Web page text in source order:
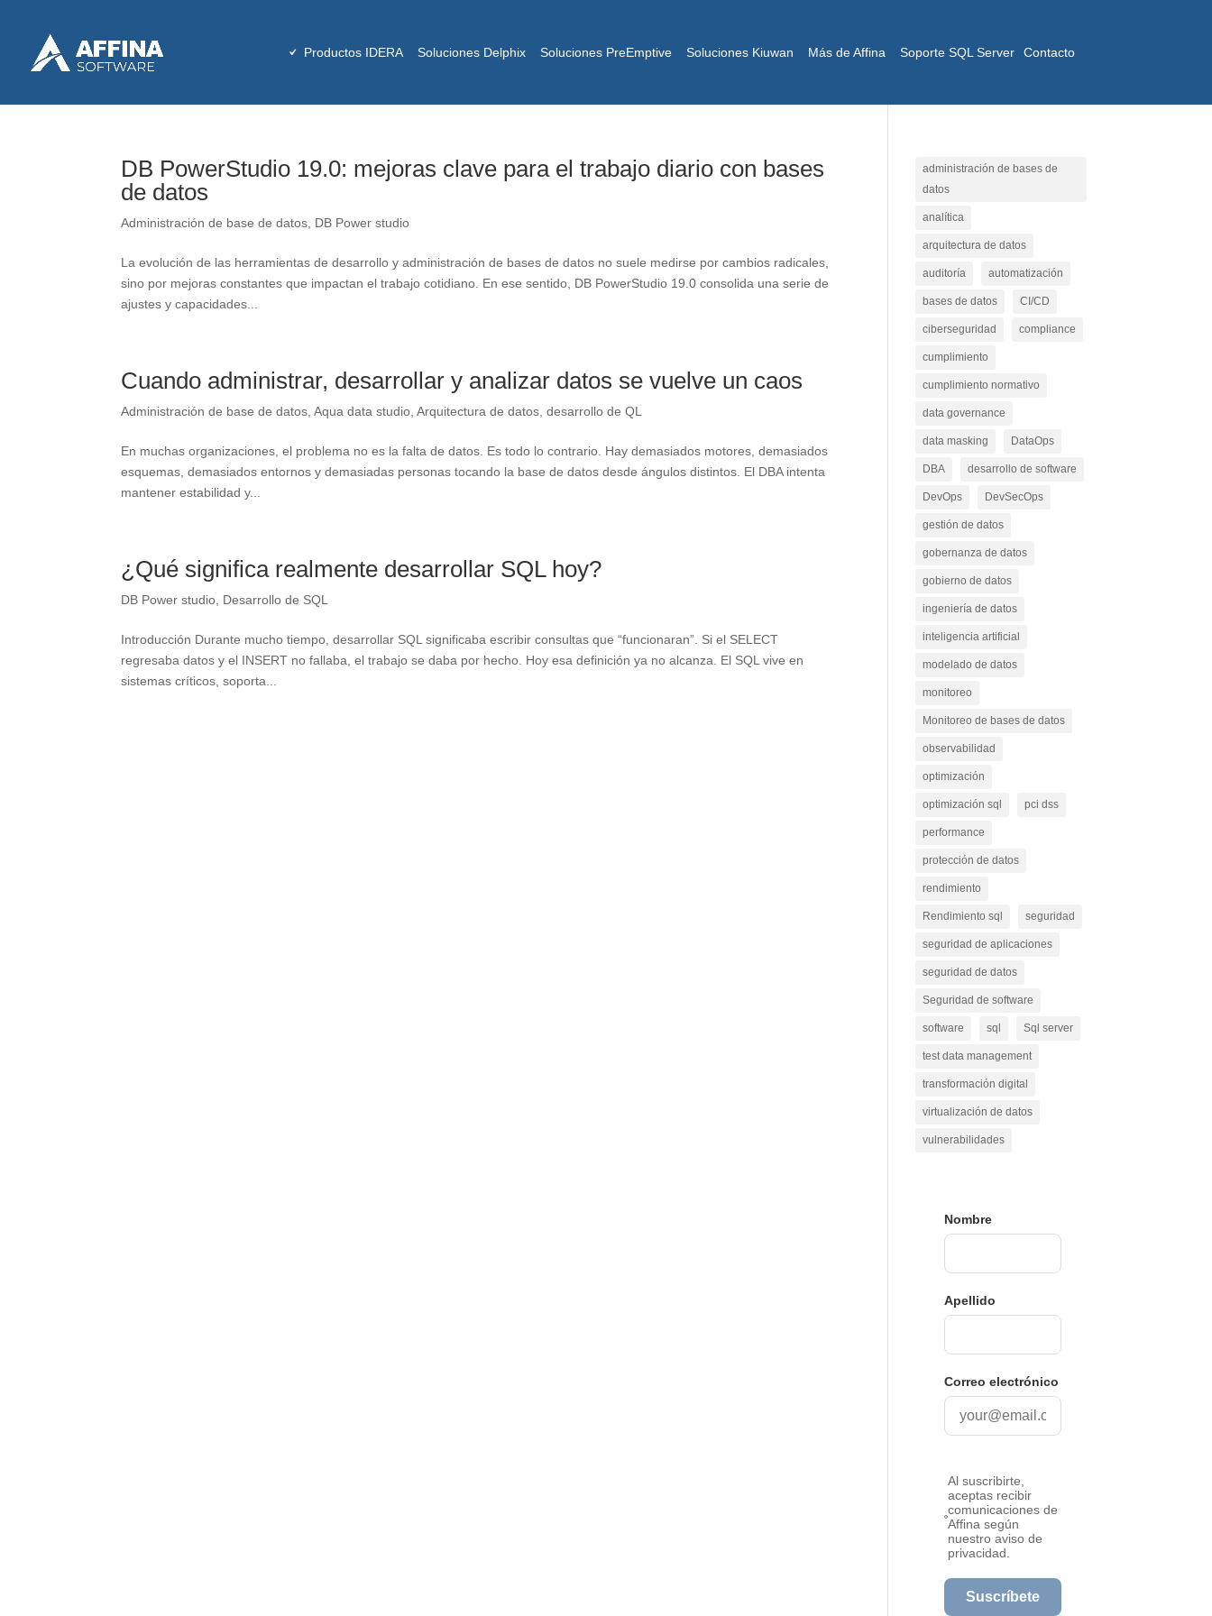
Productos IDERA Soluciones Delphix Soluciones PreEmptive Soluciones Kiuwan Más de Affina Soporte SQL Server Contacto
DB PowerStudio 19.0: mejoras clave para el trabajo diario con bases
de datos
Administración de base de datos DB Power studio
La evolución de las herramientas de desarrollo y administración de bases de datos no suele medirse por cambios radicales,
sino por mejoras constantes que impactan el trabajo cotidiano. En ese sentido, DB PowerStudio 19.0 consolida una serie de
ajustes y capacidades...
Cuando administrar, desarrollar y analizar datos se vuelve un caos
Administración de base de datos ,Aqua data studio ,Arquitectura de datos ,desarrollo de QL
En muchas organizaciones, el problema no es la falta de datos. Es todo lo contrario. Hay demasiados motores, demasiados
esquemas, demasiados entornos y demasiadas personas tocando la base de datos desde ángulos distintos. El DBA intenta
mantener estabilidad y...
¿Qué significa realmente desarrollar SQL hoy?
DB Power studio Desarrollo de SQL
Introducción Durante mucho tiempo, desarrollar SQL significaba escribir consultas que “funcionaran”. Si el SELECT
regresaba datos y el INSERT no fallaba, el trabajo se daba por hecho. Hoy esa definición ya no alcanza. El SQL vive en
sistemas críticos, soporta...
administración de bases de
datos
analítica
arquitectura de datos
auditoría automatización
bases de datos CI/CD
ciberseguridad compliance
cumplimiento
cumplimiento normativo
data governance
data masking DataOps
DBA desarrollo de software
DevOps DevSecOps
gestión de datos
gobernanza de datos
gobierno de datos
ingeniería de datos
inteligencia artificial
modelado de datos
monitoreo
Monitoreo de bases de datos
observabilidad
optimización
optimización sql pci dss
performance
protección de datos
rendimiento
Rendimiento sql seguridad
seguridad de aplicaciones
seguridad de datos
Seguridad de software
software sql Sql server
test data management
transformación digital
virtualización de datos
vulnerabilidades